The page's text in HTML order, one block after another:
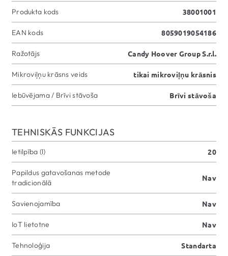
Produkta kods 38001001
EAN kods 8059019054186
Ražotājs Candy Hoover Group S.r.l.
Mikroviļņu krāsns veids tikai mikroviļņu krāsnis
Iebūvējama / Brīvi stāvoša Brīvi stāvoša
TEHNISKĀS FUNKCIJAS
Ietilpība (l) 20
Papildus gatavošanas metode
tradicionālā
Nav
Savienojamība Nav
IoT lietotne Nav
Tehnoloģija Standarta